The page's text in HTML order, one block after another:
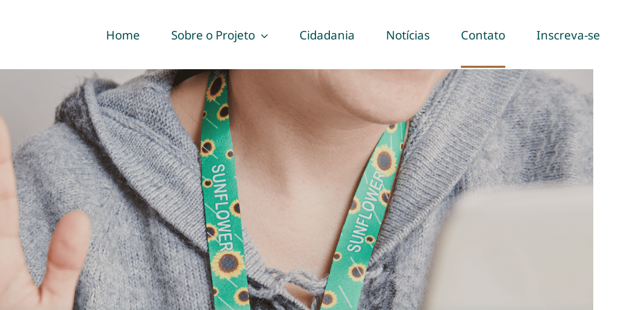
Home Sobre o Projeto Cidadania Notícias Contato Inscreva-se